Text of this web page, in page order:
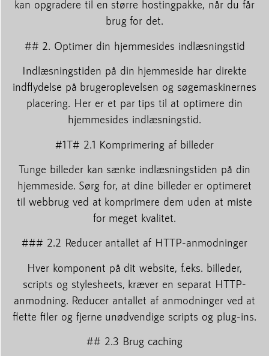
kan opgradere til en større hostingpakke, når du får
brug for det.
## 2. Optimer din hjemmesides indlæsningstid
Indlæsningstiden på din hjemmeside har direkte
indflydelse på brugeroplevelsen og søgemaskinernes
placering. Her er et par tips til at optimere din
hjemmesides indlæsningstid.
#1T# 2.1 Komprimering af billeder
Tunge billeder kan sænke indlæsningstiden på din
hjemmeside. Sørg for, at dine billeder er optimeret
til webbrug ved at komprimere dem uden at miste
for meget kvalitet.
### 2.2 Reducer antallet af HTTP-anmodninger
Hver komponent på dit website, f.eks. billeder,
scripts og stylesheets, kræver en separat HTTP-
anmodning. Reducer antallet af anmodninger ved at
flette filer og fjerne unødvendige scripts og plug-ins.
## 2.3 Brug caching